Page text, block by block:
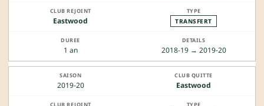
Eastwood TRANSFERT
1 an 2018-19 → 2019-20
2019-20 Eastwood